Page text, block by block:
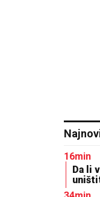
16min
Da li